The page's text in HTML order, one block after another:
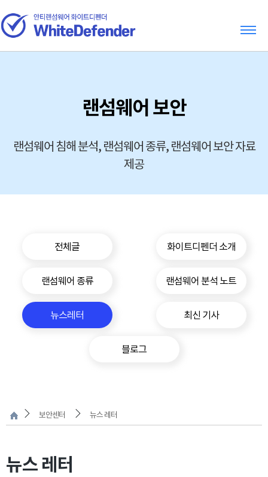
랜섬웨어 보안
랜섬웨어 침해 분석, 랜섬웨어 종류, 랜섬웨어 보안 자료
제공
전체글 화이트디펜더 소개
랜섬웨어 종류 랜섬웨어 분석 노트
뉴스레터 최신 기사
블로그
보안센터 뉴스 레터
뉴스 레터